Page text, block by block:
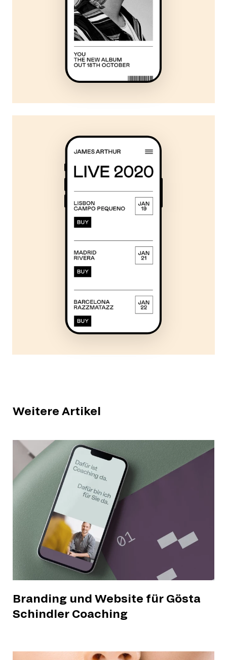
Weitere Artikel
Branding und Website für Gösta
Schindler Coaching